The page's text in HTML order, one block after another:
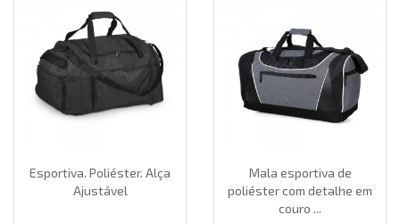
Esportiva. Poliéster. Alça
Ajustável
Mala esportiva de
poliéster com detalhe em
couro ...